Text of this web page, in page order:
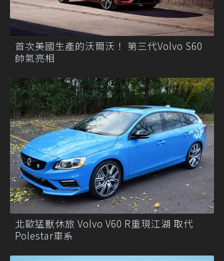
首次美國生產的沃爾沃！ 第三代Volvo S60
帥氣亮相
北歐猛獸休旅 Volvo V60 R重現江湖 取代
Polestar車系